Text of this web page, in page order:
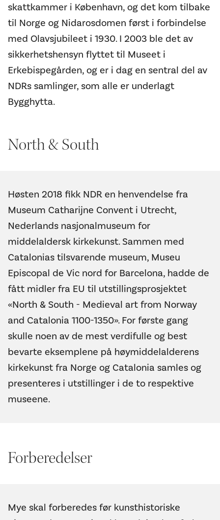
skattkammer i København, og det kom tilbake
til Norge og Nidarosdomen først i forbindelse
med Olavsjubileet i 1930. I 2003 ble det av
sikkerhetshensyn flyttet til Museet i
Erkebispegården, og er i dag en sentral del av
NDRs samlinger, som alle er underlagt
Bygghytta.
North & South
Høsten 2018 fikk NDR en henvendelse fra
Museum Catharijne Convent i Utrecht,
Nederlands nasjonalmuseum for
middelaldersk kirkekunst. Sammen med
Catalonias tilsvarende museum, Museu
Episcopal de Vic nord for Barcelona, hadde de
fått midler fra EU til utstillingsprosjektet
«North & South - Medieval art from Norway
and Catalonia 1100-1350». For første gang
skulle noen av de mest verdifulle og best
bevarte eksemplene på høymiddelalderens
kirkekunst fra Norge og Catalonia samles og
presenteres i utstillinger i de to respektive
museene.
Forberedelser
Mye skal forberedes før kunsthistoriske